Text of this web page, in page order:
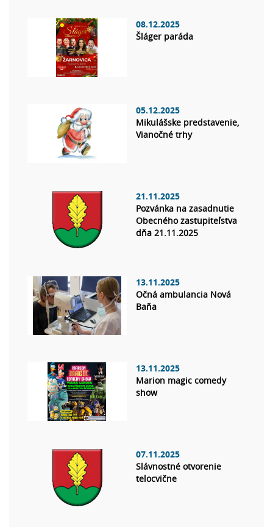
08.12.2025
Šláger paráda
05.12.2025
Mikulášske predstavenie,
Vianočné trhy
21.11.2025
Pozvánka na zasadnutie
Obecného zastupiteľstva
dňa 21.11.2025
13.11.2025
Očná ambulancia Nová
Baňa
13.11.2025
Marion magic comedy
show
07.11.2025
Slávnostné otvorenie
telocvične